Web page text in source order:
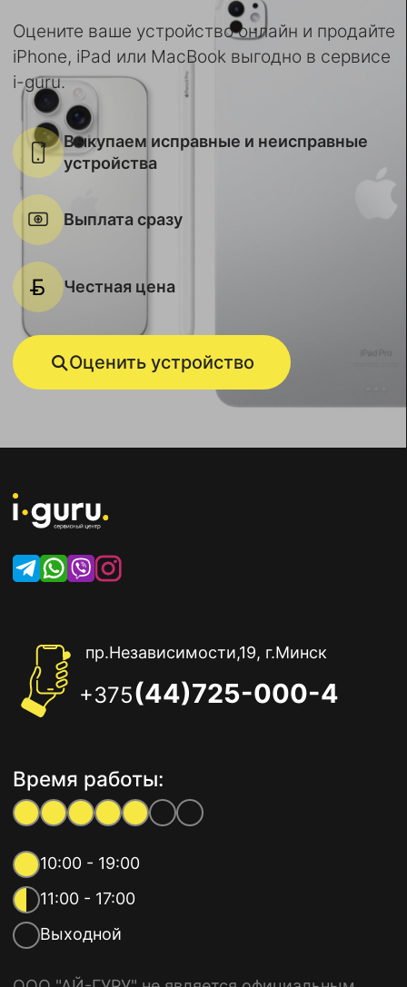
Оцените ваше устройство онлайн и продайте
iPhone, iPad или MacBook выгодно в сервисе
i-guru.
Выкупаем исправные и неисправные
устройства
Выплата сразу
Честная цена
Оценить устройство
пр.Независимости,19, г.Минск
+375(44)725-000-4
Время работы:
10:00 - 19:00
11:00 - 17:00
Выходной